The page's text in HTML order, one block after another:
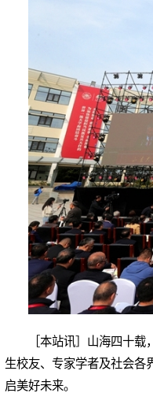
［本站讯］山海四十
生校友、专家学者及社会各
启美好未来。